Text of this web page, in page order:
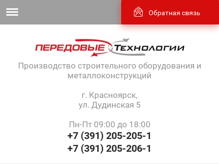
Обратная связь
Производство строительного оборудования и
металлоконструкций
г. Красноярск,
ул. Дудинская 5
Пн-Пт 09:00 до 18:00
+7 (391) 205-205-1
+7 (391) 205-206-1